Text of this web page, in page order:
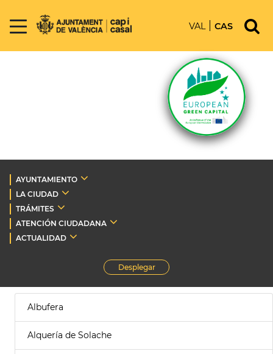
VAL CAS
AYUNTAMIENTO
LA CIUDAD
TRÁMITES
ATENCIÓN CIUDADANA
ACTUALIDAD
Desplegar
Albufera
Alquería de Solache